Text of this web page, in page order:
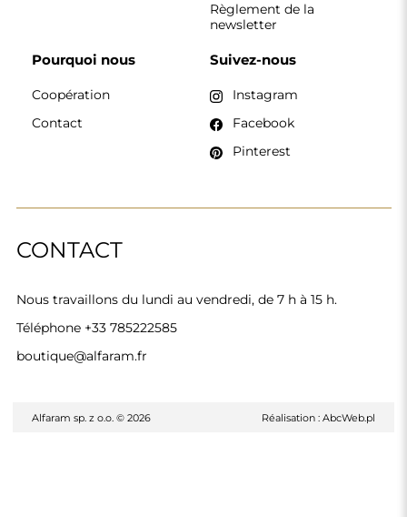
CONTACT
Nous travaillons du lundi au vendredi, de 7 h à 15 h.
Téléphone +33 785222585
boutique@alfaram.fr
Règlement de la
newsletter
Pourquoi nous
Coopération
Contact
Suivez-nous
Instagram
Facebook
Pinterest
Alfaram sp. z o.o. © 2026 Réalisation : AbcWeb.pl